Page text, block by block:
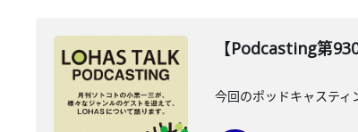
【Podcasting第
今回のポッドキャスティ